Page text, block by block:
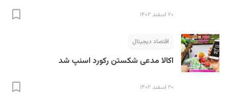
۲۰ اسفند ۱۴۰۲
اقتصاد دیجیتال
اکالا مدعی شکستن رکورد اسنپ شد
۲۰ اسفند ۱۴۰۲